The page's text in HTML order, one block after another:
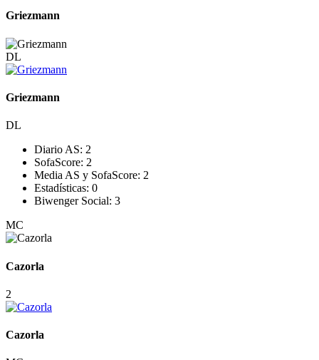
Griezmann
DL
Griezmann
DL
Diario AS: 2
SofaScore: 2
Media AS y SofaScore: 2
Estadísticas: 0
Biwenger Social: 3
MC
Cazorla
2
Cazorla